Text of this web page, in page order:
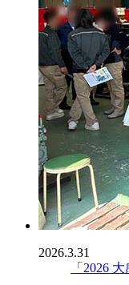
2026.3.31
「2026